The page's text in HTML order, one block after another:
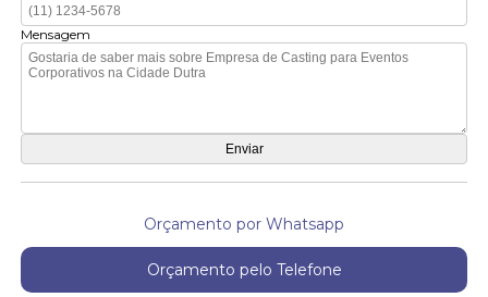
Mensagem
Orçamento por Whatsapp
Orçamento pelo Telefone